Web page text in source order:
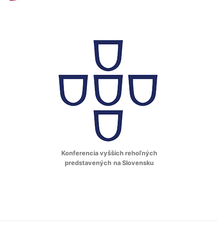
Konferencia vyšších rehoľných
predstavených na Slovensku